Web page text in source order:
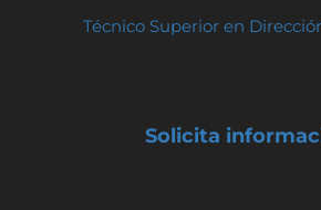
Técnico Superior en
Solicita